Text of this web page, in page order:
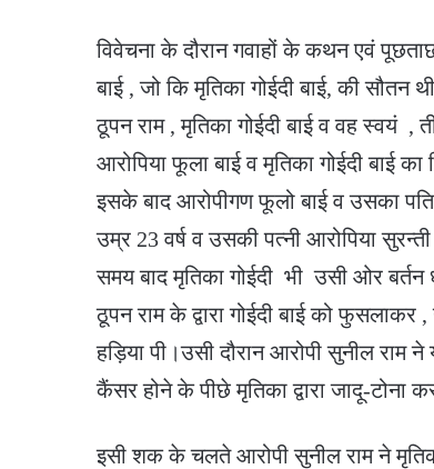
विवेचना के दौरान गवाहों के कथन एवं
बाई , जो कि मृतिका गोईदी बाई, की
ठूपन राम , मृतिका गोईदी बाई व वह स्वयं ,
आरोपिया फूला बाई व मृतिका गोईदी बाई
इसके बाद आरोपीगण फूलो बाई व उसका
उम्र 23 वर्ष व उसकी पत्नी आरोपिया
समय बाद मृतिका गोईदी भी उसी ओर
ठूपन राम के द्वारा गोईदी बाई को
हड़िया पी।उसी दौरान आरोपी सुनील
कैंसर होने के पीछे मृतिका द्वारा जादू-टोना
इसी शक के चलते आरोपी सुनील राम ने